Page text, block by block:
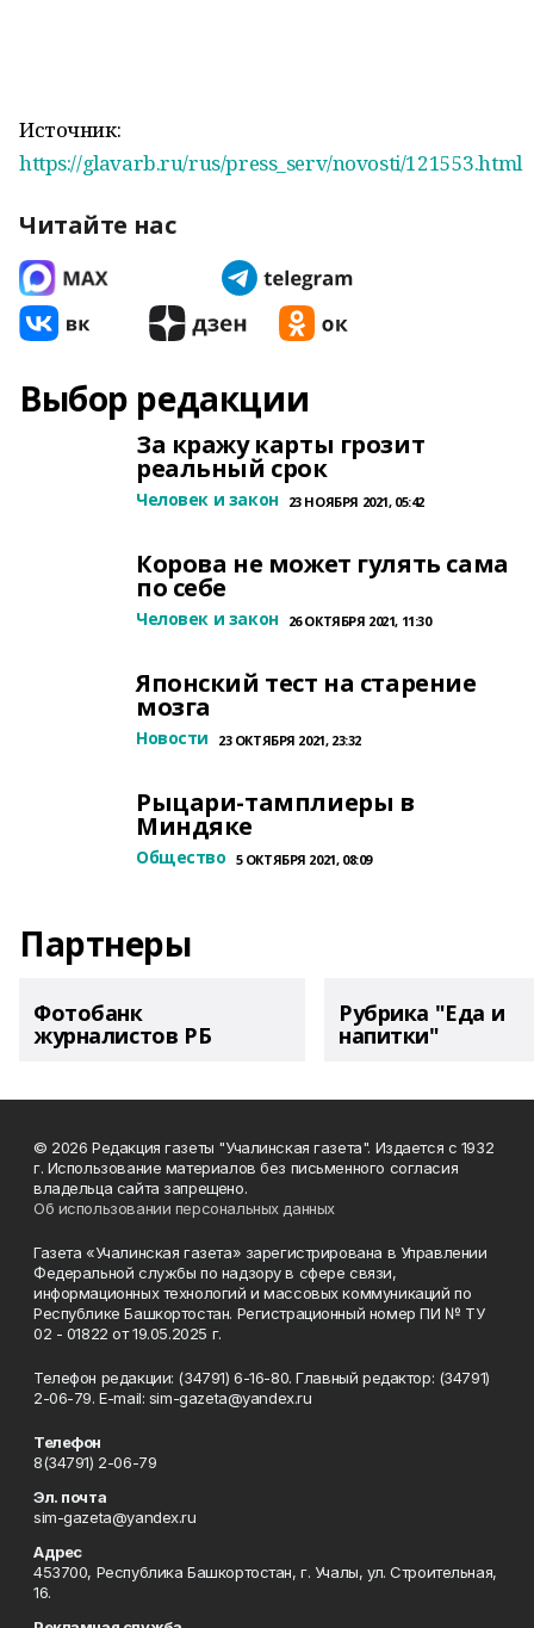
Источник:
https://glavarb.ru/rus/press_serv/novosti/121553.html
Читайте нас
Выбор редакции
За кражу карты грозит
реальный срок
Человек и закон 23 НОЯБРЯ 2021, 05:42
Корова не может гулять сама
по себе
Человек и закон 26 ОКТЯБРЯ 2021, 11:30
Японский тест на старение
мозга
Новости 23 ОКТЯБРЯ 2021, 23:32
Рыцари-тамплиеры в
Миндяке
Общество 5 ОКТЯБРЯ 2021, 08:09
Партнеры
Фотобанк
журналистов РБ
Рубрика "Еда и
напитки"
© 2026 Редакция газеты "Учалинская газета". Издается с 1932
г. Использование материалов без письменного согласия
владельца сайта запрещено.
Об использовании персональных данных
Газета «Учалинская газета» зарегистрирована в Управлении
Федеральной службы по надзору в сфере связи,
информационных технологий и массовых коммуникаций по
Республике Башкортостан. Регистрационный номер ПИ № ТУ
02 - 01822 от 19.05.2025 г.
Телефон редакции: (34791) 6-16-80. Главный редактор: (34791)
2-06-79. Е-mаil: sim-gazeta@yandex.ru
Телефон
8(34791) 2-06-79
Эл. почта
sim-gazeta@yandex.ru
Адрес
453700, Республика Башкортостан, г. Учалы, ул. Строительная,
16.